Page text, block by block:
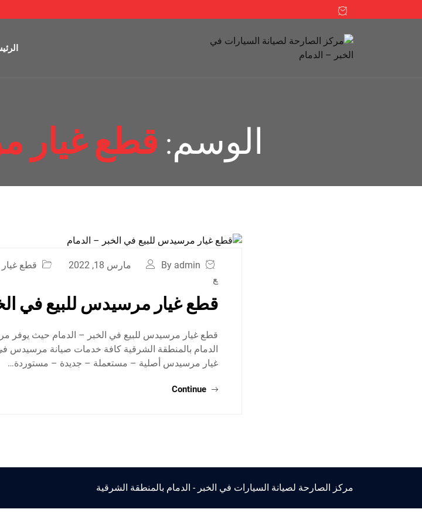
الوسم: قطع غيار
By admin مارس 18, 2022 قطع
ع
قطع غيار مرسيدس للبيع في
قطع غيار مرسيدس للبيع في الخبر – الدمام حيث يوفر
الدمام بالمنطقة الشرقية كافة خدمات صيانة مرسيدس في
غيار مرسيدس أصلية – مستعملة – جديدة – مستوردة…
Continue
مركز الصارحة لصيانة السيارات في الخبر - الدمام بالمنطقة الشرقية